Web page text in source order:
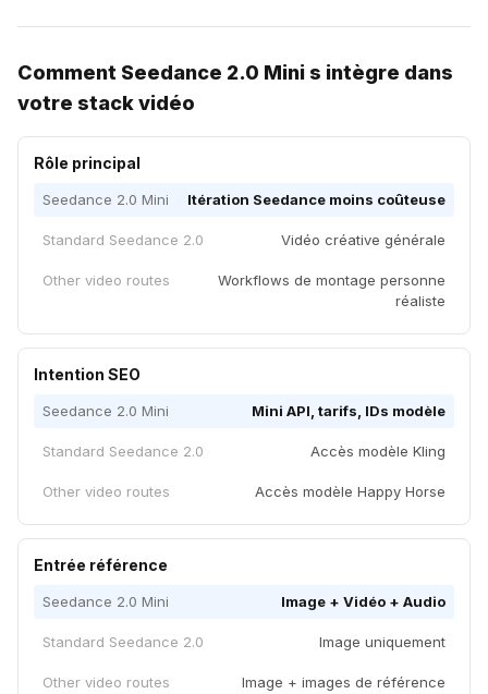
Comment Seedance 2.0 Mini s intègre dans
votre stack vidéo
Rôle principal
Seedance 2.0 Mini Itération Seedance moins coûteuse
Standard Seedance 2.0 Vidéo créative générale
Other video routes
Workflows de montage personne
réaliste
Intention SEO
Seedance 2.0 Mini Mini API, tarifs, IDs modèle
Standard Seedance 2.0 Accès modèle Kling
Other video routes Accès modèle Happy Horse
Entrée référence
Seedance 2.0 Mini Image + Vidéo + Audio
Standard Seedance 2.0 Image uniquement
Other video routes Image + images de référence